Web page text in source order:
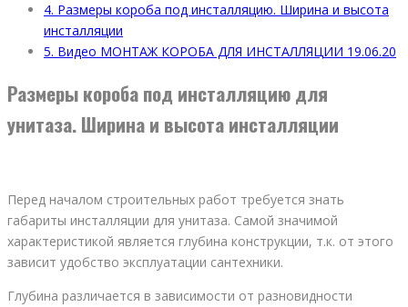
4. Размеры короба под инсталляцию. Ширина и высота
инсталляции
5. Видео МОНТАЖ КОРОБА ДЛЯ ИНСТАЛЛЯЦИИ 19.06.20
Размеры короба под инсталляцию для
унитаза. Ширина и высота инсталляции
Перед началом строительных работ требуется знать
габариты инсталляции для унитаза. Самой значимой
характеристикой является глубина конструкции, т.к. от этого
зависит удобство эксплуатации сантехники.
Глубина различается в зависимости от разновидности